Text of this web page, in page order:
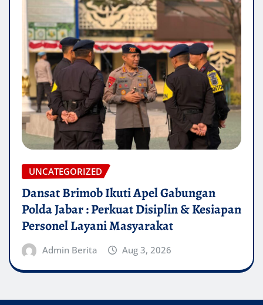
UNCATEGORIZED
Dansat Brimob Ikuti Apel Gabungan
Polda Jabar : Perkuat Disiplin & Kesiapan
Personel Layani Masyarakat
Admin Berita Aug 3, 2026